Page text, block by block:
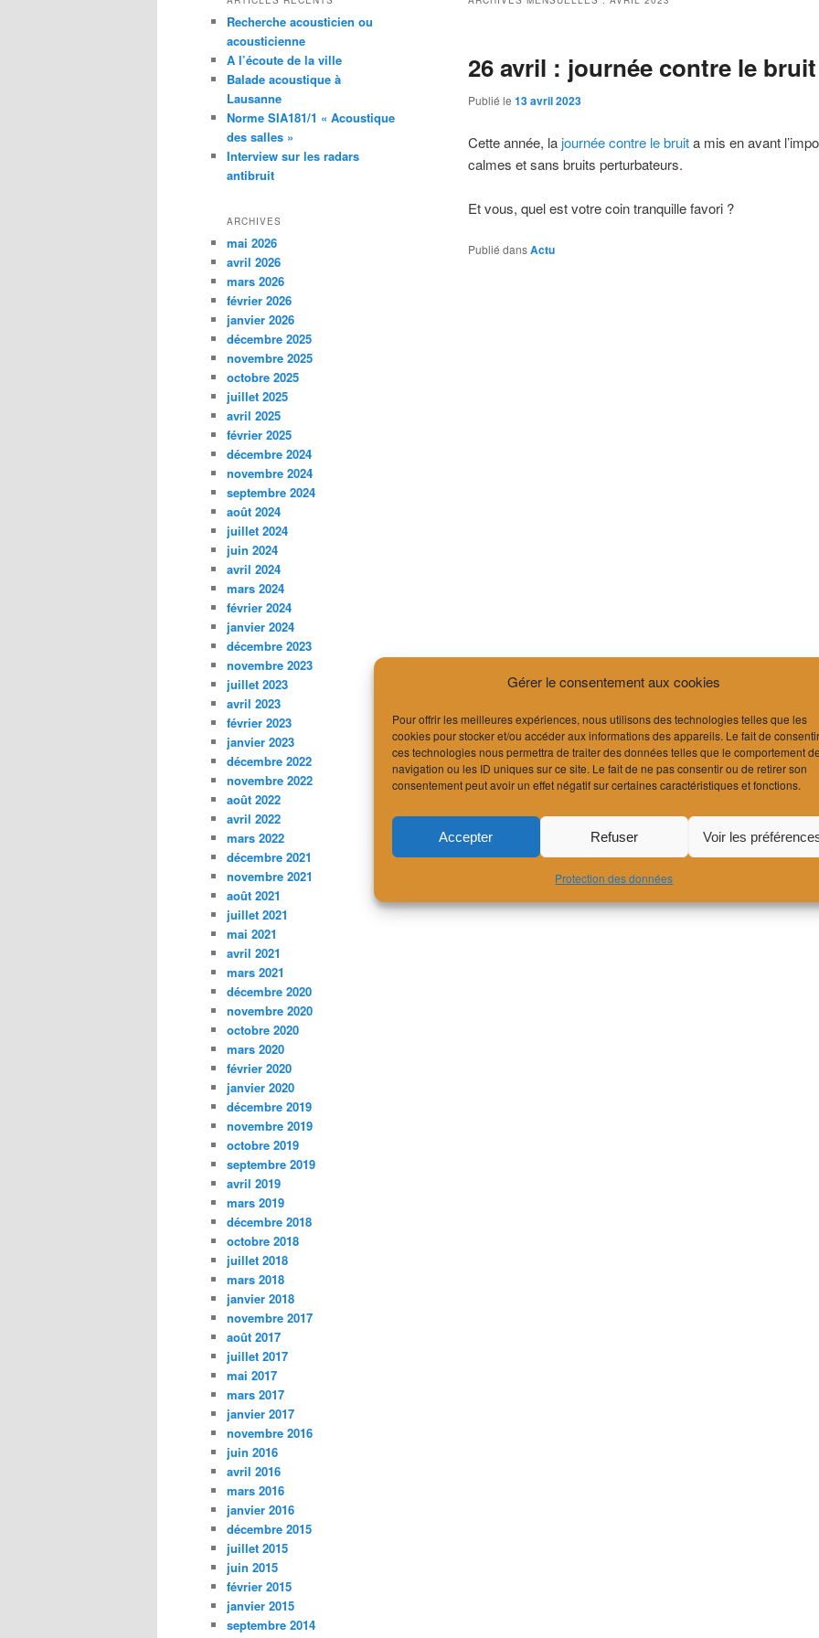
Gérer le consentement aux cookies
Pour offrir les meilleures expériences, nous utilisons des technologies telles que les
cookies pour stocker et/ou accéder aux informations des appareils. Le fait de
ces technologies nous permettra de traiter des données telles que le comportement
navigation ou les ID uniques sur ce site. Le fait de ne pas consentir ou de retirer son
consentement peut avoir un effet négatif sur certaines caractéristiques et fonctions.
Accepter Refuser Voir les
Protection des données
26 avril : journée contre le bruit
Publié le 13 avril 2023
Cette année, lajournée contre le bruita mis en avant
calmes et sans bruits perturbateurs.
Et vous, quel est votre coin tranquille favori ?
Publié dansActu
Recherche acousticien ou
acousticienne
A l’écoute de la ville
Balade acoustique à
Lausanne
Norme SIA181/1 « Acoustique
des salles »
Interview sur les radars
antibruit
ARCHIVES
mai 2026
avril 2026
mars 2026
février 2026
janvier 2026
décembre 2025
novembre 2025
octobre 2025
juillet 2025
avril 2025
février 2025
décembre 2024
novembre 2024
septembre 2024
août 2024
juillet 2024
juin 2024
avril 2024
mars 2024
février 2024
janvier 2024
décembre 2023
novembre 2023
juillet 2023
avril 2023
février 2023
janvier 2023
décembre 2022
novembre 2022
août 2022
avril 2022
mars 2022
décembre 2021
novembre 2021
août 2021
juillet 2021
mai 2021
avril 2021
mars 2021
décembre 2020
novembre 2020
octobre 2020
mars 2020
février 2020
janvier 2020
décembre 2019
novembre 2019
octobre 2019
septembre 2019
avril 2019
mars 2019
décembre 2018
octobre 2018
juillet 2018
mars 2018
janvier 2018
novembre 2017
août 2017
juillet 2017
mai 2017
mars 2017
janvier 2017
novembre 2016
juin 2016
avril 2016
mars 2016
janvier 2016
décembre 2015
juillet 2015
juin 2015
février 2015
janvier 2015
septembre 2014